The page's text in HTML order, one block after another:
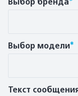
Выбор бренда
Выбор модели*
Текст